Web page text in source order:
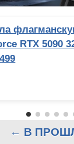
RTX 5090
← В